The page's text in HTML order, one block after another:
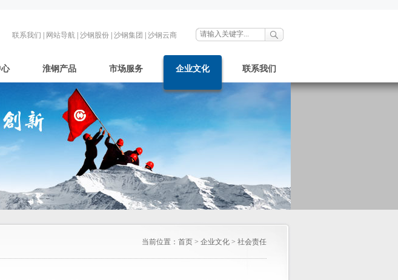
联系我们 网站导航 沙钢股份 沙钢集团 沙钢云商
淮钢产品 市场服务 企业文化 联系我们
当前位置： 首页 > 企业文化 > 社会责任